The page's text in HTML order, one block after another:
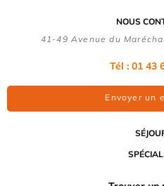
NOUS
41-49 Avenue du
Tél : 01 43
Envoyer un